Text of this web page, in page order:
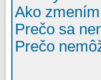
Ako
Prečo sa
Prečo